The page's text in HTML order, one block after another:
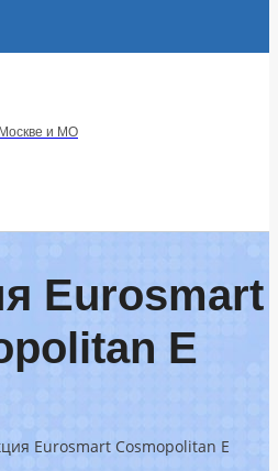
и МО
Eurosmart
E
Eurosmart Cosmopolitan E